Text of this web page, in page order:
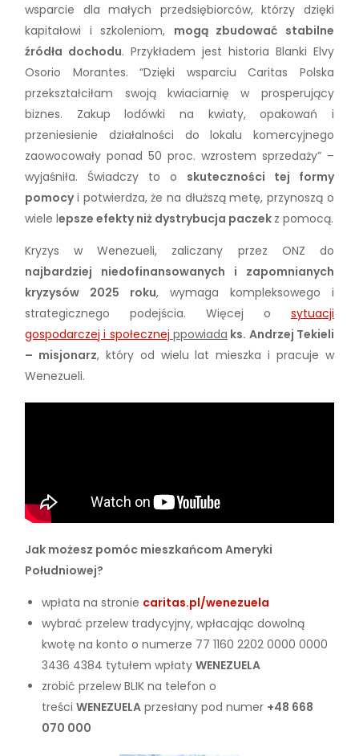
wsparcie dla małych przedsiębiorców, którzy dzięki
kapitałowi i szkoleniom, mogą zbudować stabilne
źródła dochodu. Przykładem jest historia Blanki Elvy
Osorio Morantes. “Dzięki wsparciu Caritas Polska
przekształciłam swoją kwiaciarnię w prosperujący
biznes. Zakup lodówki na kwiaty, opakowań i
przeniesienie działalności do lokalu komercyjnego
zaowocowały ponad 50 proc. wzrostem sprzedaży” –
wyjaśniła. Świadczy to o skuteczności tej formy
pomocyi potwierdza, że na dłuższą metę, przynoszą o
wiele lepsze efekty niż dystrybucja paczek z pomocą.
Kryzys w Wenezueli, zaliczany przez ONZ do
najbardziej niedofinansowanych i zapomnianych
kryzysów 2025 roku, wymaga kompleksowego i
strategicznego podejścia. Więcej o sytuacji
gospodarczej i społecznej ppowiada ks. Andrzej Tekieli
– misjonarz, który od wielu lat mieszka i pracuje w
Wenezueli.
Jak możesz pomóc mieszkańcom Ameryki
Południowej?
wpłata na stronie caritas.pl/wenezuela
wybrać przelew tradycyjny, wpłacając dowolną
kwotę na konto o numerze 77 1160 2202 0000 0000
3436 4384 tytułem wpłatyWENEZUELA
zrobić przelew BLIK na telefon o
treściWENEZUELA przesłany pod numer +48 668
070 000